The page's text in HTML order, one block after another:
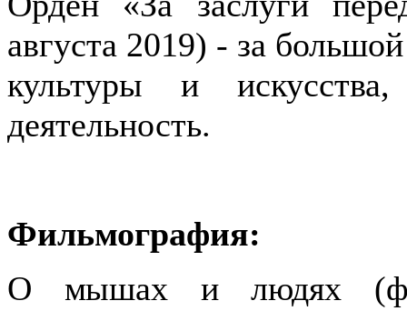
августа 2019) - за
культуры и
деятельность.
Фильмография:
О мышах и людях